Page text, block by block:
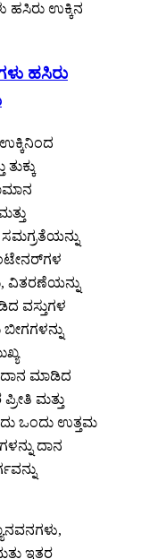
ಹಸಿರು
ಸಮಗ್ರತೆಯನ್ನು
ವಿತರಣೆಯನ್ನು
ವಸ್ತುಗಳ
ದಾನ ಮಾಡಿದ
ಮತ್ತು
ಒಂದು ಉತ್ತಮ
ದಾನ
ಇತರ